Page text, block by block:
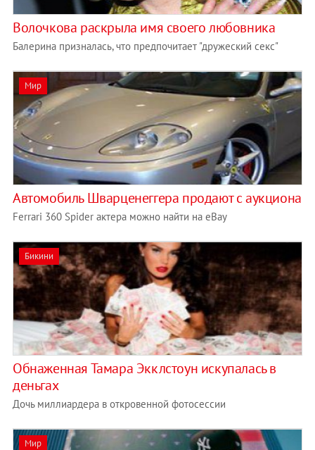
Волочкова раскрыла имя своего любовника
Балерина призналась, что предпочитает "дружеский секс"
Мир
Автомобиль Шварценеггера продают с аукциона
Ferrari 360 Spider актера можно найти на eBay
Бикини
Обнаженная Тамара Экклстоун искупалась в
деньгах
Дочь миллиардера в откровенной фотосессии
Мир